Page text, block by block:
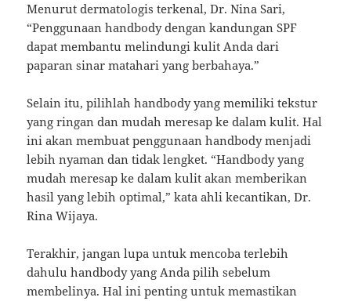
Menurut dermatologis terkenal, Dr. Nina Sari,
“Penggunaan handbody dengan kandungan SPF
dapat membantu melindungi kulit Anda dari
paparan sinar matahari yang berbahaya.”
Selain itu, pilihlah handbody yang memiliki tekstur
yang ringan dan mudah meresap ke dalam kulit. Hal
ini akan membuat penggunaan handbody menjadi
lebih nyaman dan tidak lengket. “Handbody yang
mudah meresap ke dalam kulit akan memberikan
hasil yang lebih optimal,” kata ahli kecantikan, Dr.
Rina Wijaya.
Terakhir, jangan lupa untuk mencoba terlebih
dahulu handbody yang Anda pilih sebelum
membelinya. Hal ini penting untuk memastikan